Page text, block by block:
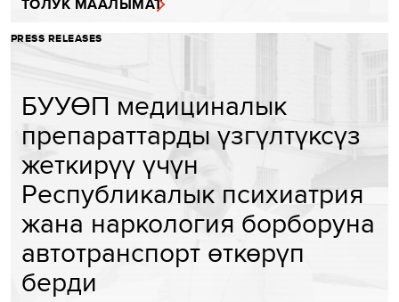
ТОЛУК МААЛЫМАТ
PRESS RELEASES
БУУӨП медициналык
препараттарды үзгүлтүксүз
жеткирүү үчүн
Республикалык психиатрия
жана наркология борборуна
автотранспорт өткөрүп
берди